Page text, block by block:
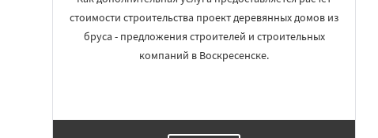
стоимости строительства проект деревянных домов из
бруса - предложения строителей и строительных
компаний в Воскресенске.